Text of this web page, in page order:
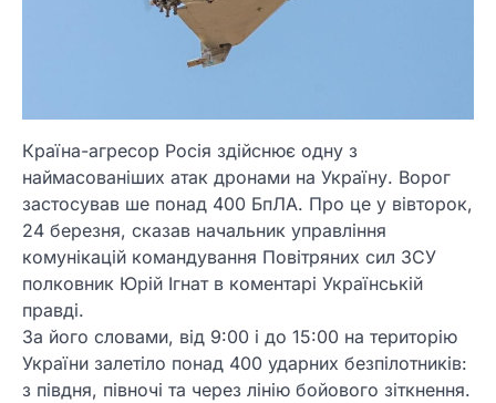
Країна-агресор Росія здійснює одну з
наймасованіших атак дронами на Україну. Ворог
застосував ше понад 400 БпЛА. Про це у вівторок,
24 березня, сказав начальник управління
комунікацій командування Повітряних сил ЗСУ
полковник Юрій Ігнат в коментарі Українській
правді.
За його словами, від 9:00 і до 15:00 на територію
України залетіло понад 400 ударних безпілотників:
з півдня, півночі та через лінію бойового зіткнення.